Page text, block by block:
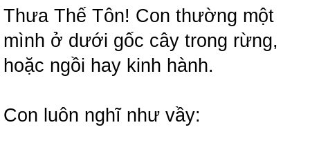
Thưa Thế Tôn! Con thường một
mình ở dưới gốc cây trong rừng,
hoặc ngồi hay kinh hành.
Con luôn nghĩ như vầy: